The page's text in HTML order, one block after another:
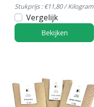
Stukprijs : €11,80 / Kilogram
Vergelijk
Bekijken